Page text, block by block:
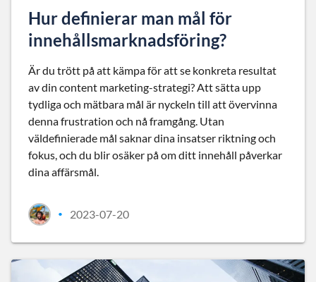
Hur definierar man mål för
innehållsmarknadsföring?
Är du trött på att kämpa för att se konkreta resultat
av din content marketing-strategi? Att sätta upp
tydliga och mätbara mål är nyckeln till att övervinna
denna frustration och nå framgång. Utan
väldefinierade mål saknar dina insatser riktning och
fokus, och du blir osäker på om ditt innehåll påverkar
dina affärsmål.
• 2023-07-20